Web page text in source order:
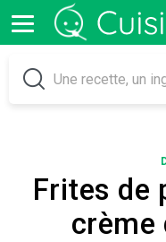
Frites de
crème